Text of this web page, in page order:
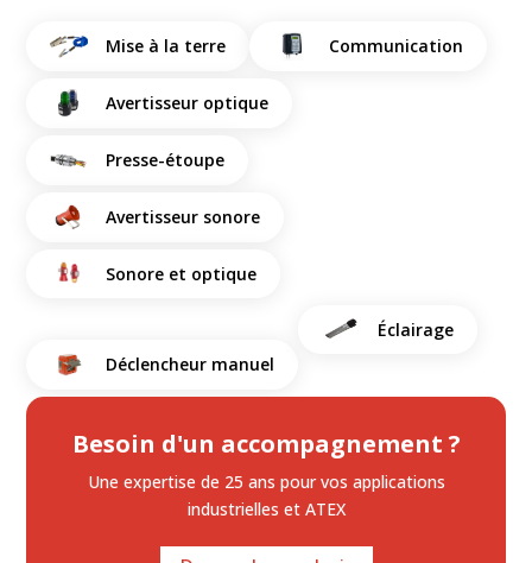
Mise à la terre Communication
Avertisseur optique
Presse-étoupe
Avertisseur sonore
Sonore et optique
Déclencheur manuel
Éclairage
Besoin d'un accompagnement ?
Une expertise de 25 ans pour vos applications
industrielles et ATEX